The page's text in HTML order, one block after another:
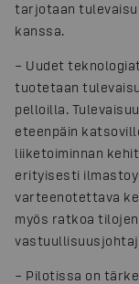
tarjotaan
kanssa.
– Uudet
tuotetaan
pelloilla.
eteenpäin
liiketoiminnan
erityisesti
varteenotettava
myös ratkoa
– Pilotissa on